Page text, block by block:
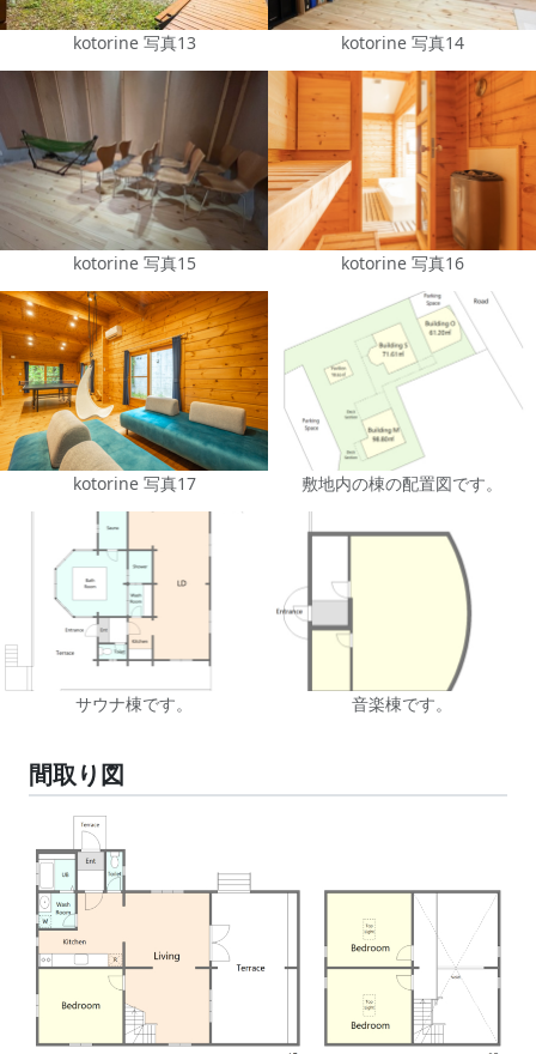
kotorine 写真13 kotorine 写真14
kotorine 写真15 kotorine 写真16
kotorine 写真17 敷地内の棟の配置図です。
サウナ棟です。 音楽棟です。
間取り図